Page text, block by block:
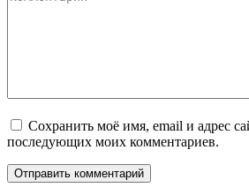
Сохранить моё имя, email и адрес
последующих моих комментариев.